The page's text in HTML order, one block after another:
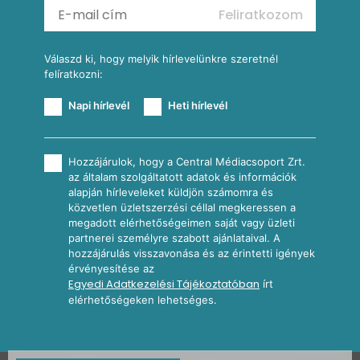
Feliratkozom
Válaszd ki, hogy melyik hírlevelünkre szeretnél
felíratkozni:
Napi hírlevél Heti hírlevél
Hozzájárulok, hogy a Central Médiacsoport Zrt.
az általam szolgáltatott adatok és információk
alapján hírleveleket küldjön számomra és
közvetlen üzletszerzési céllal megkeressen a
megadott elérhetőségeimen saját vagy üzleti
partnerei személyre szabott ajánlataival. A
hozzájárulás visszavonása és az érintetti igények
érvényesítése az
Egyedi Adatkezelési Tájékoztatóban írt
elérhetőségeken lehetséges.